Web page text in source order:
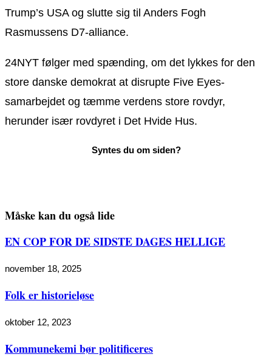
Trump’s USA og slutte sig til Anders Fogh
Rasmussens D7-alliance.
24NYT følger med spænding, om det lykkes for den
store danske demokrat at disrupte Five Eyes-
samarbejdet og tæmme verdens store rovdyr,
herunder især rovdyret i Det Hvide Hus.
Måske kan du også lide
EN COP FOR DE SIDSTE DAGES HELLIGE
november 18, 2025
Folk er historieløse
oktober 12, 2023
Kommunekemi bør politificeres